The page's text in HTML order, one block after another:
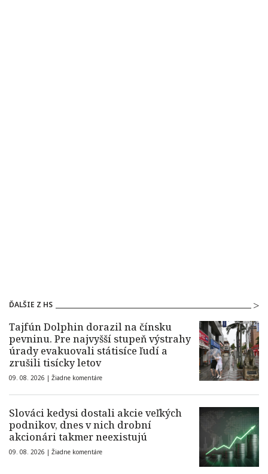
ĎALŠIE Z HS
Tajfún Dolphin dorazil na čínsku
pevninu. Pre najvyšší stupeň výstrahy
úrady evakuovali státisíce ľudí a
zrušili tisícky letov
09. 08. 2026 | Žiadne komentáre
Slováci kedysi dostali akcie veľkých
podnikov, dnes v nich drobní
akcionári takmer neexistujú
09. 08. 2026 | Žiadne komentáre